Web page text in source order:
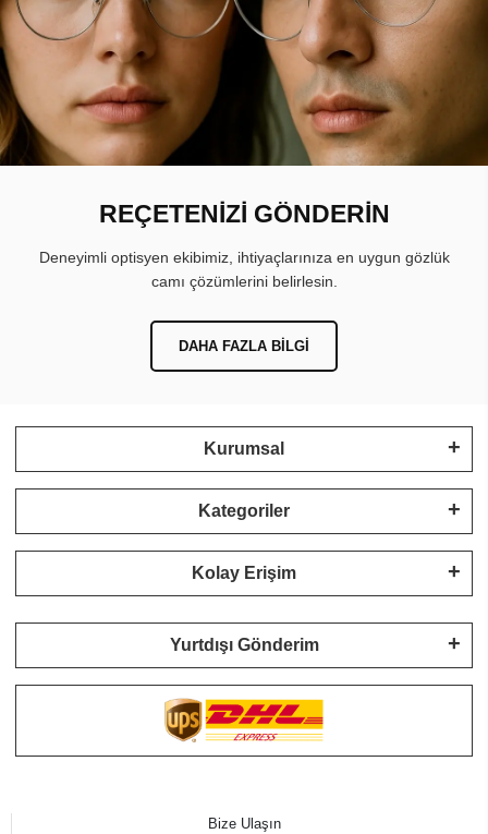
REÇETENİZİ GÖNDERİN
Deneyimli optisyen ekibimiz, ihtiyaçlarınıza en uygun gözlük
camı çözümlerini belirlesin.
DAHA FAZLA BILGI
Kurumsal
Kategoriler
Kolay Erişim
Yurtdışı Gönderim
Bize Ulaşın